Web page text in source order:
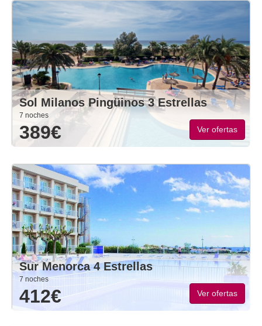
Sol Milanos Pingüinos 3 Estrellas
7 noches
389€ Ver ofertas
Sur Menorca 4 Estrellas
7 noches
412€ Ver ofertas